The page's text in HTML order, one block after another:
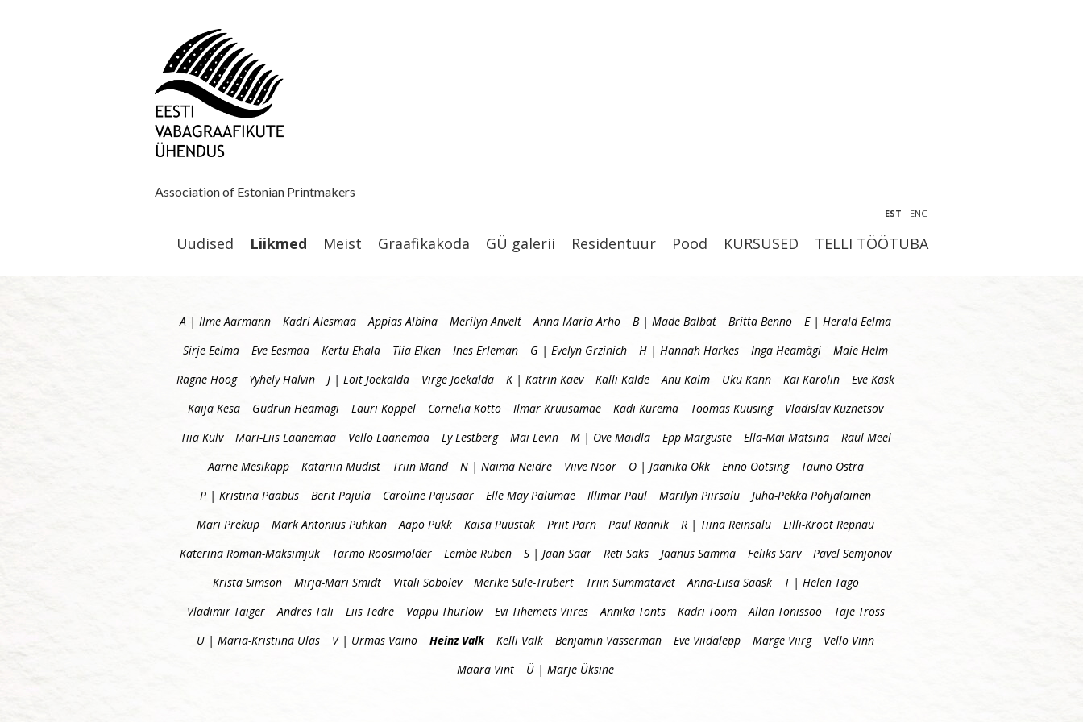
Association of Estonian Printmakers
EST ENG
Uudised Liikmed Meist Graafikakoda GÜ galerii Residentuur Pood KURSUSED TELLI TÖÖTUBA
A | Ilme Aarmann Kadri Alesmaa Appias Albina Merilyn Anvelt Anna Maria Arho B | Made Balbat Britta Benno
E | Herald Eelma
Sirje Eelma
Eve Eesmaa Kertu Ehala Tiia Elken Ines Erleman G | Evelyn Grzinich H | Hannah Harkes Inga Heamägi
Maie Helm
Ragne Hoog
Yyhely Hälvin J | Loit Jõekalda Virge Jõekalda K | Katrin Kaev Kalli Kalde Anu Kalm Uku Kann Kai Karolin
Eve Kask
Kaija Kesa
Gudrun Heamägi Lauri Koppel Cornelia Kotto Ilmar Kruusamäe Kadi Kurema Toomas Kuusing
Vladislav Kuznetsov
Tiia Külv
Mari-Liis Laanemaa Vello Laanemaa Ly Lestberg Mai Levin M | Ove Maidla Epp Marguste Ella-Mai Matsina
Raul Meel
Aarne Mesikäpp
Katariin Mudist Triin Mänd N | Naima Neidre Viive Noor O | Jaanika Okk Enno Ootsing
Tauno Ostra
P | Kristina Paabus
Berit Pajula Caroline Pajusaar Elle May Palumäe Illimar Paul Marilyn Piirsalu
Juha-Pekka Pohjalainen
Mari Prekup
Mark Antonius Puhkan Aapo Pukk Kaisa Puustak Priit Pärn Paul Rannik R | Tiina Reinsalu
Lilli-Krõõt Repnau
Katerina Roman-Maksimjuk
Tarmo Roosimölder Lembe Ruben S | Jaan Saar Reti Saks Jaanus Samma Feliks Sarv
Pavel Semjonov
Krista Simson
Mirja-Mari Smidt Vitali Sobolev Merike Sule-Trubert Triin Summatavet Anna-Liisa Sääsk
T | Helen Tago
Vladimir Taiger
Andres Tali Liis Tedre Vappu Thurlow Evi Tihemets Viires Annika Tonts Kadri Toom Allan Tõnissoo
Taje Tross
U | Maria-Kristiina Ulas
V | Urmas Vaino Heinz Valk Kelli Valk Benjamin Vasserman Eve Viidalepp Marge Viirg
Vello Vinn
Maara Vint
Ü | Marje Üksine